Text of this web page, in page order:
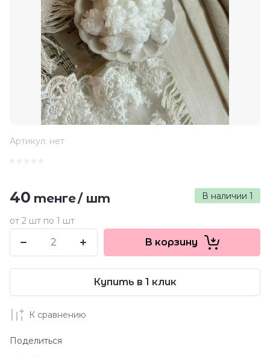
Артикул: нет
В наличии 1
40 тенге/шт
от 2 шт по 1 шт
В корзину
Купить в 1 клик
К сравнению
Поделиться